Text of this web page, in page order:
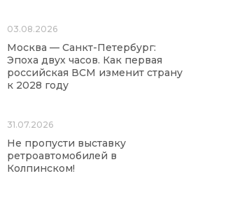
03.08.2026
Москва — Санкт-Петербург:
Эпоха двух часов. Как первая
российская ВСМ изменит страну
к 2028 году
31.07.2026
Не пропусти выставку
ретроавтомобилей в
Колпинском!